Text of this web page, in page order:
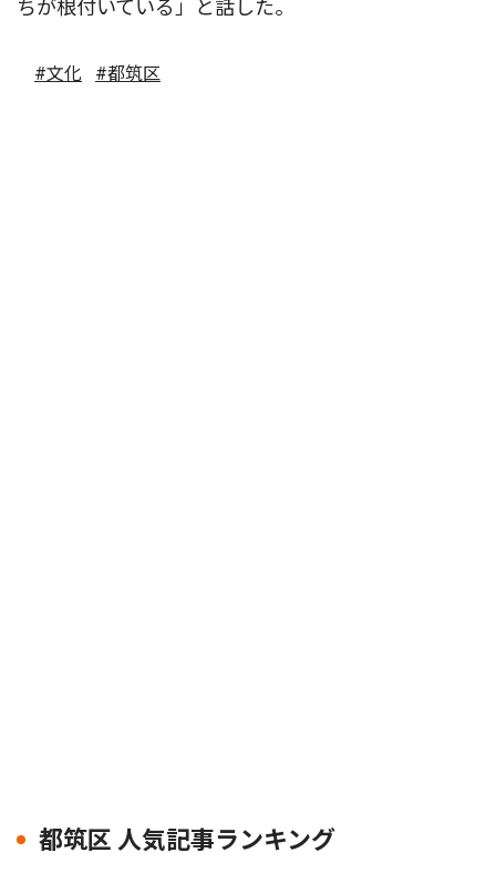
ちが根付いている」と話した。
#文化 #都筑区
都筑区 人気記事ランキング